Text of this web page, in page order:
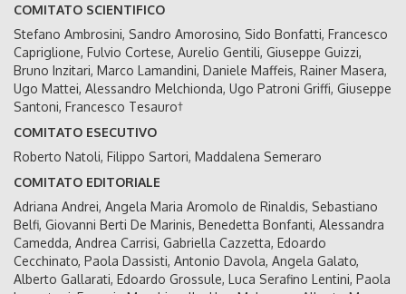
COMITATO SCIENTIFICO
Stefano Ambrosini, Sandro Amorosino, Sido Bonfatti, Francesco
Capriglione, Fulvio Cortese, Aurelio Gentili, Giuseppe Guizzi,
Bruno Inzitari, Marco Lamandini, Daniele Maffeis, Rainer Masera,
Ugo Mattei, Alessandro Melchionda, Ugo Patroni Griffi, Giuseppe
Santoni, Francesco Tesauro†
COMITATO ESECUTIVO
Roberto Natoli, Filippo Sartori, Maddalena Semeraro
COMITATO EDITORIALE
Adriana Andrei, Angela Maria Aromolo de Rinaldis, Sebastiano
Belfi, Giovanni Berti De Marinis, Benedetta Bonfanti, Alessandra
Camedda, Andrea Carrisi, Gabriella Cazzetta, Edoardo
Cecchinato, Paola Dassisti, Antonio Davola, Angela Galato,
Alberto Gallarati, Edoardo Grossule, Luca Serafino Lentini, Paola